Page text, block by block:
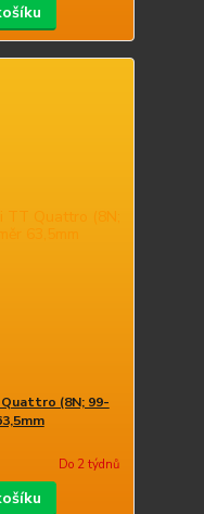
(8N; 99-
Do 2 týdnů